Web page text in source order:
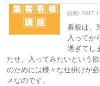
投稿: 2017-
看板は、
入ってか
過ぎてし
たせ、入ってみたいという
のためには様々な仕掛けが
メなのです。